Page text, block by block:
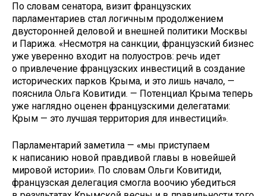
По словам сенатора, визит французских
парламентариев стал логичным продолжением
двусторонней деловой и внешней политики Москвы
и Парижа. «Несмотря на санкции, французский бизнес
уже уверенно входит на полуостров: речь идет
о привлечение французских инвестиций в создание
исторических парков Крыма, и это лишь начало, —
пояснила Ольга Ковитиди. — Потенциал Крыма теперь
уже наглядно оценен французскими делегатами:
Крым — это лучшая территория для инвестиций».
Парламентарий заметила — «мы приступаем
к написанию новой правдивой главы в новейшей
мировой истории». По словам Ольги Ковитиди,
французская делегация смогла воочию убедиться